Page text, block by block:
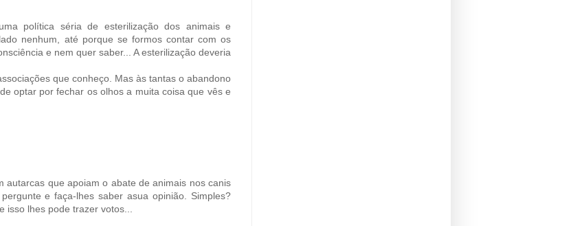
política séria de esterilização dos animais e
nenhum, até porque se formos contar com os
e nem quer saber... A esterilização deveria
que conheço. Mas às tantas o abandono
optar por fechar os olhos a muita coisa que vês e
autarcas que apoiam o abate de animais nos canis
e faça-lhes saber asua opinião. Simples?
lhes pode trazer votos...